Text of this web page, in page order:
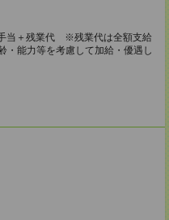
当＋残業代 ※残業代は全額支給
能力等を考慮して加給・優遇し